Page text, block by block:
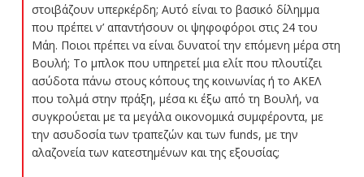
στοιβάζουν υπερκέρδη; Αυτό είναι το βασικό δίλημμα
που πρέπει ν’ απαντήσουν οι ψηφοφόροι στις 24 του
Μάη. Ποιοι πρέπει να είναι δυνατοί την επόμενη μέρα στη
Βουλή; Το μπλοκ που υπηρετεί μια ελίτ που πλουτίζει
ασύδοτα πάνω στους κόπους της κοινωνίας ή το ΑΚΕΛ
που τολμά στην πράξη, μέσα κι έξω από τη Βουλή, να
συγκρούεται με τα μεγάλα οικονομικά συμφέροντα, με
την ασυδοσία των τραπεζών και των funds, με την
αλαζονεία των κατεστημένων και της εξουσίας;